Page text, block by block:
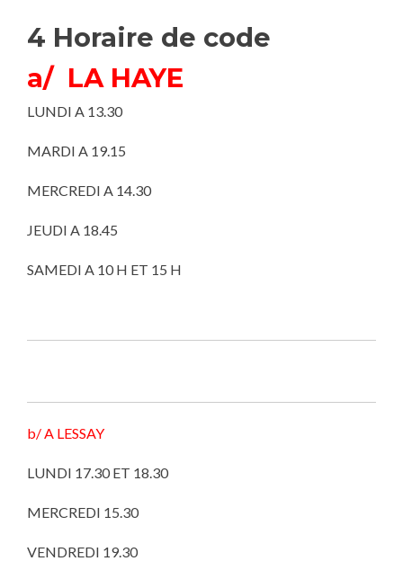
4 Horaire de code
a/ LA HAYE
LUNDI A 13.30
MARDI A 19.15
MERCREDI A 14.30
JEUDI A 18.45
SAMEDI A 10 H ET 15 H
b/ A LESSAY
LUNDI 17.30 ET 18.30
MERCREDI 15.30
VENDREDI 19.30